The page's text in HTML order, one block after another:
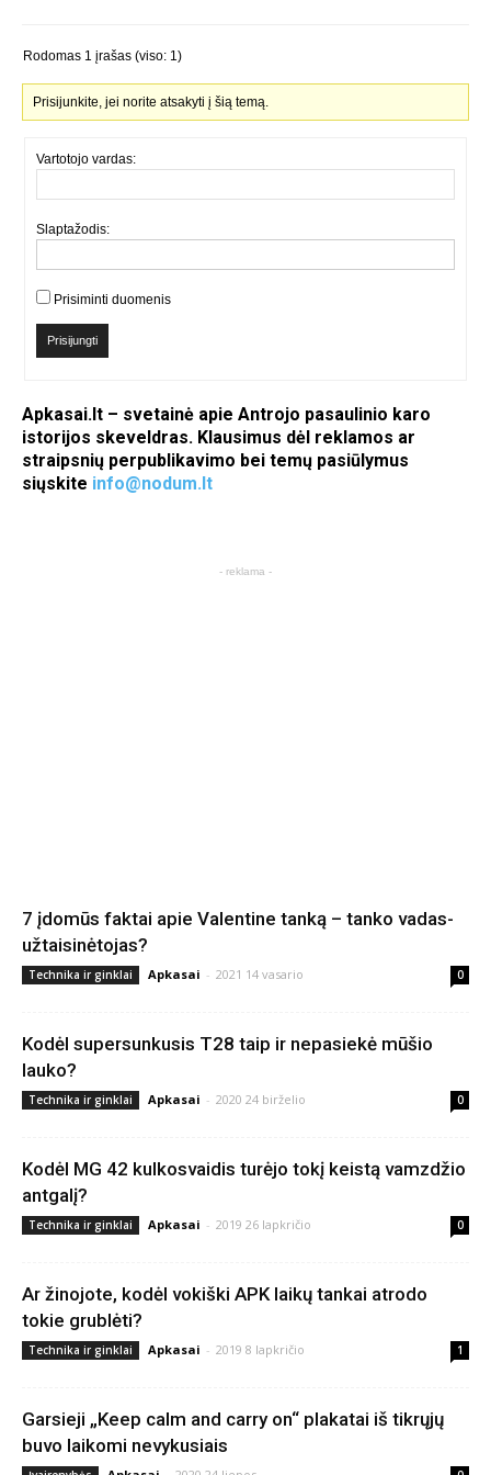
Rodomas 1 įrašas (viso: 1)
Prisijunkite, jei norite atsakyti į šią temą.
Vartotojo vardas:
Slaptažodis:
Prisiminti duomenis
Prisijungti
Apkasai.lt – svetainė apie Antrojo pasaulinio karo
istorijos skeveldras. Klausimus dėl reklamos ar
straipsnių perpublikavimo bei temų pasiūlymus
siųskite info@nodum.lt
- reklama -
7 įdomūs faktai apie Valentine tanką – tanko vadas-
užtaisinėtojas?
Technika ir ginklai Apkasai - 2021 14 vasario 0
Kodėl supersunkusis T28 taip ir nepasiekė mūšio
lauko?
Technika ir ginklai Apkasai - 2020 24 birželio 0
Kodėl MG 42 kulkosvaidis turėjo tokį keistą vamzdžio
antgalį?
Technika ir ginklai Apkasai - 2019 26 lapkričio 0
Ar žinojote, kodėl vokiški APK laikų tankai atrodo
tokie grublėti?
Technika ir ginklai Apkasai - 2019 8 lapkričio 1
Garsieji „Keep calm and carry on“ plakatai iš tikrųjų
buvo laikomi nevykusiais